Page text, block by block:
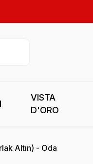
VISTA
D'ORO
Altın) - Oda